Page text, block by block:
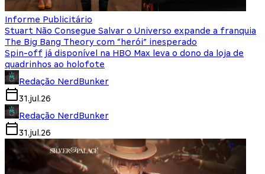
Informe Publicitário
Stuart Não Consegue Salvar o Universo expande a franquia
The Big Bang Theory com “herói” inesperado
Spin-off já disponível na HBO Max leva o dono da loja de
quadrinhos ao holofote
Redação NerdBunker
31.jul.26
Redação NerdBunker
31.jul.26